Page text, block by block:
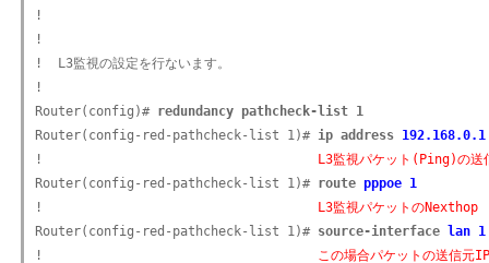
!
!
!  L3監視の設定を行ないます。
!
Router(config)# redundancy pathcheck-list 1
Router(config-red-pathcheck-list 1)# ip address 192.168.0.1
!
L3監視パケット(Ping)の送
Router(config-red-pathcheck-list 1)# route pppoe 1
!
L3監視パケットのNexthop
Router(config-red-pathcheck-list 1)# source-interface
lan 1
! この場合パケットの送信